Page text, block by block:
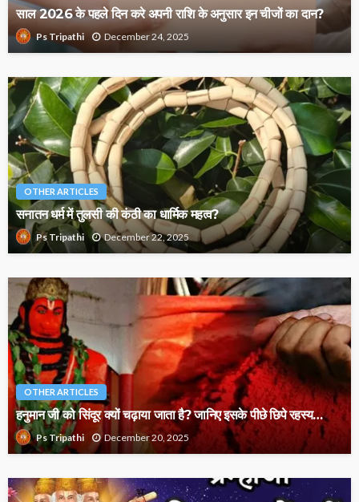
साल 2026 के पहले दिन करे अपनी राशि के अनुसार इन चीजों का दान?
Ps Tripathi December 24, 2025
OTHER ARTICLES
सनातन धर्म में तुलसी की कंठी का धार्मिक महत्व?
Ps Tripathi December 22, 2025
OTHER ARTICLES
हनुमान जी को सिंदूर क्यों चढ़ाया जाता है? जानिए इसके पीछे छिपे रहस्य…
Ps Tripathi December 20, 2025